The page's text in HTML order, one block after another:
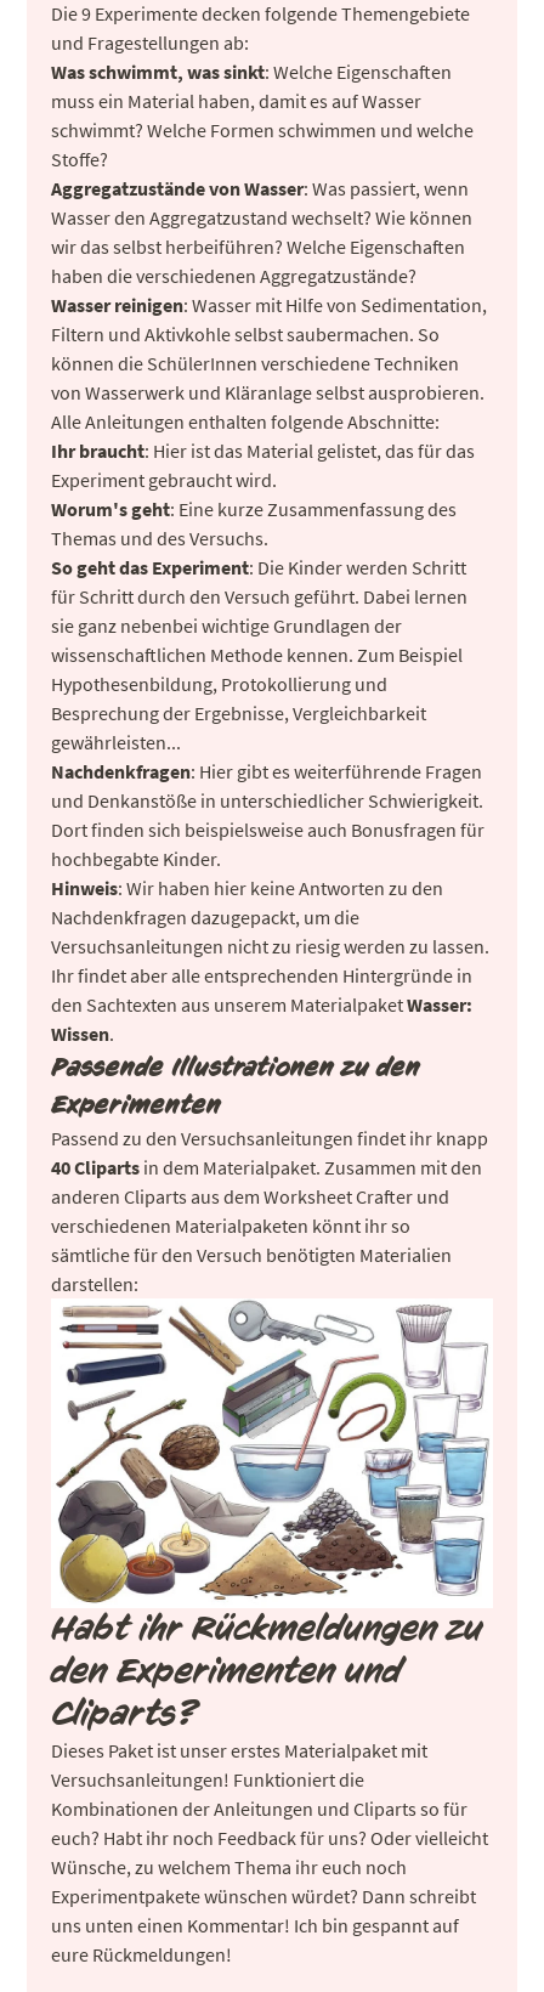
Die 9 Experimente decken folgende Themengebiete
und Fragestellungen ab:
Was schwimmt, was sinkt: Welche Eigenschaften
muss ein Material haben, damit es auf Wasser
schwimmt? Welche Formen schwimmen und welche
Stoffe?
Aggregatzustände von Wasser: Was passiert, wenn
Wasser den Aggregatzustand wechselt? Wie können
wir das selbst herbeiführen? Welche Eigenschaften
haben die verschiedenen Aggregatzustände?
Wasser reinigen: Wasser mit Hilfe von Sedimentation,
Filtern und Aktivkohle selbst saubermachen. So
können die SchülerInnen verschiedene Techniken
von Wasserwerk und Kläranlage selbst ausprobieren.
Alle Anleitungen enthalten folgende Abschnitte:
Ihr braucht: Hier ist das Material gelistet, das für das
Experiment gebraucht wird.
Worum's geht: Eine kurze Zusammenfassung des
Themas und des Versuchs.
So geht das Experiment: Die Kinder werden Schritt
für Schritt durch den Versuch geführt. Dabei lernen
sie ganz nebenbei wichtige Grundlagen der
wissenschaftlichen Methode kennen. Zum Beispiel
Hypothesenbildung, Protokollierung und
Besprechung der Ergebnisse, Vergleichbarkeit
gewährleisten...
Nachdenkfragen: Hier gibt es weiterführende Fragen
und Denkanstöße in unterschiedlicher Schwierigkeit.
Dort finden sich beispielsweise auch Bonusfragen für
hochbegabte Kinder.
Hinweis: Wir haben hier keine Antworten zu den
Nachdenkfragen dazugepackt, um die
Versuchsanleitungen nicht zu riesig werden zu lassen.
Ihr findet aber alle entsprechenden Hintergründe in
den Sachtexten aus unserem MaterialpaketWasser:
Wissen.
Passende Illustrationen zu den
Experimenten
Passend zu den Versuchsanleitungen findet ihr knapp
40 Cliparts in dem Materialpaket. Zusammen mit den
anderen Cliparts aus dem Worksheet Crafter und
verschiedenen Materialpaketen könnt ihr so
sämtliche für den Versuch benötigten Materialien
darstellen:
Habt ihr Rückmeldungen zu
den Experimenten und
Cliparts?
Dieses Paket ist unser erstes Materialpaket mit
Versuchsanleitungen! Funktioniert die
Kombinationen der Anleitungen und Cliparts so für
euch? Habt ihr noch Feedback für uns? Oder vielleicht
Wünsche, zu welchem Thema ihr euch noch
Experimentpakete wünschen würdet? Dann schreibt
uns unten einen Kommentar! Ich bin gespannt auf
eure Rückmeldungen!